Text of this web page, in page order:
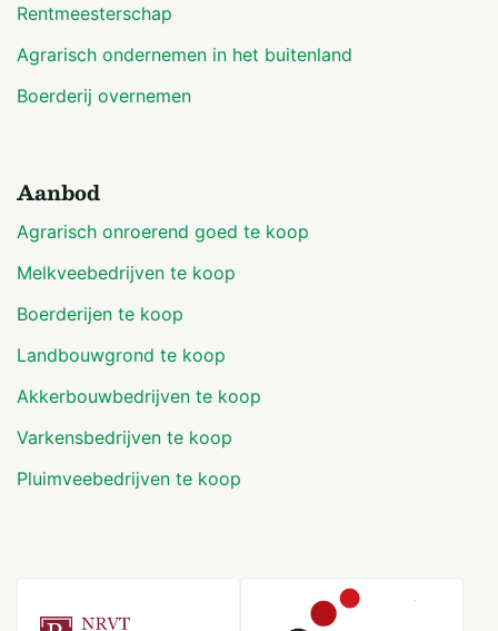
Rentmeesterschap
Agrarisch ondernemen in het buitenland
Boerderij overnemen
Aanbod
Agrarisch onroerend goed te koop
Melkveebedrijven te koop
Boerderijen te koop
Landbouwgrond te koop
Akkerbouwbedrijven te koop
Varkensbedrijven te koop
Pluimveebedrijven te koop